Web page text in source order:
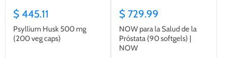
$ 445.11
Psyllium Husk 500 mg
(200 veg caps)
$ 729.99
NOW para la Salud de la
Próstata (90 softgels) |
NOW